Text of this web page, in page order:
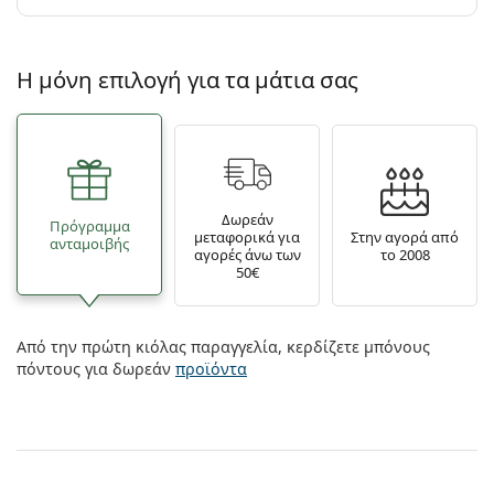
Η μόνη επιλογή για τα μάτια σας
Πρόγραμμα
ανταμοιβής
Δωρεάν
μεταφορικά για
αγορές άνω των
50€
Στην αγορά από
το 2008
Από την πρώτη κιόλας παραγγελία, κερδίζετε μπόνους
πόντους για δωρεάν προϊόντα